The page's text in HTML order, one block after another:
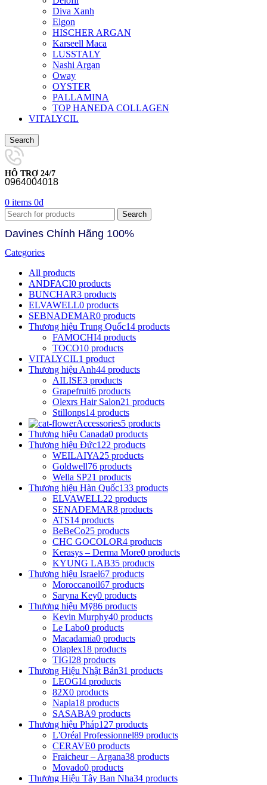
Diva Xanh
Elgon
HISCHER ARGAN
Karseell Maca
LUSSTALY
Nashi Argan
Oway
OYSTER
PALLAMINA
TOP HANEDA COLLAGEN
VITALYCIL
Search
HỖ TRỢ 24/7
0964004018
0 items 0₫
Search
Davines Chính Hãng 100%
Categories
All products
ANDFACI0 products
BUNCHAR3 products
ELVAWELL0 products
SEBNADEMAR0 products
Thương hiệu Trung Quốc14 products
FAMOCHI4 products
TOCO10 products
VITALYCIL1 product
Thương hiệu Anh44 products
AILISE3 products
Grapefruit6 products
Olexrs Hair Salon21 products
Stillonps14 products
Accessories5 products
Thương hiệu Canada0 products
Thương hiệu Đức122 products
WEILAIYA25 products
Goldwell76 products
Wella SP21 products
Thương hiệu Hàn Quốc133 products
ELVAWELL22 products
SENADEMAR8 products
ATS14 products
BeBeCo25 products
CHC GOCOLOR4 products
Kerasys – Derma More0 products
KYUNG LAB35 products
Thương hiệu Israel67 products
Moroccanoil67 products
Saryna Key0 products
Thương hiệu Mỹ86 products
Kevin Murphy40 products
Le Labo0 products
Macadamia0 products
Olaplex18 products
TIGI28 products
Thương Hiệu Nhật Bản31 products
LEOGI4 products
82X0 products
Napla18 products
SASABA9 products
Thương hiệu Pháp127 products
L'Oréal Professionnel89 products
CERAVE0 products
Fraicheur – Argana38 products
Movado0 products
Thương Hiệu Tây Ban Nha34 products